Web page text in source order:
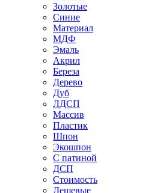
Золотые
Синие
Материал
МДФ
Эмаль
Акрил
Береза
Дерево
Дуб
ЛДСП
Массив
Пластик
Шпон
Экошпон
С патиной
ДСП
Стоимость
Дешевые